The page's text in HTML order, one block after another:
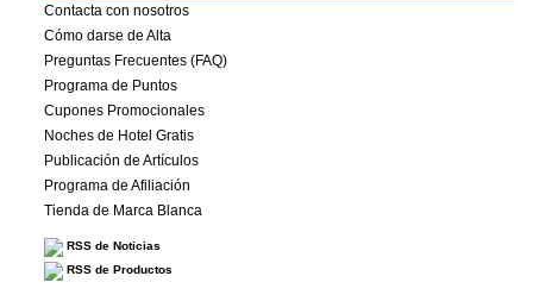
Contacta con nosotros
Cómo darse de Alta
Preguntas Frecuentes (FAQ)
Programa de Puntos
Cupones Promocionales
Noches de Hotel Gratis
Publicación de Artículos
Programa de Afiliación
Tienda de Marca Blanca
RSS de Noticias
RSS de Productos